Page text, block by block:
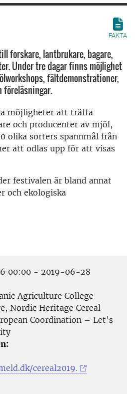
FAKTA
forskare, lantbrukare, bagare,
Under tre dagar finns möjlighet
fältdemonstrationer,
föreläsningar.
möjligheter att träffa
och producenter av mjöl,
olika sorters spannmål från
att odlas upp för att visas
festivalen är bland annat
och ekologiska
00:00 - 2019-06-28
Agriculture College
Nordic Heritage Cereal
Coordination – Let’s
cereal2019.